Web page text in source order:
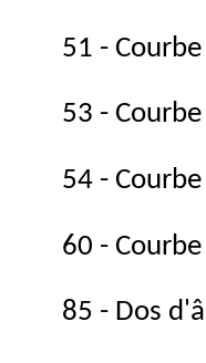
51 - Courbe
53 -
54 - Courbe
60 -
85 - Dos